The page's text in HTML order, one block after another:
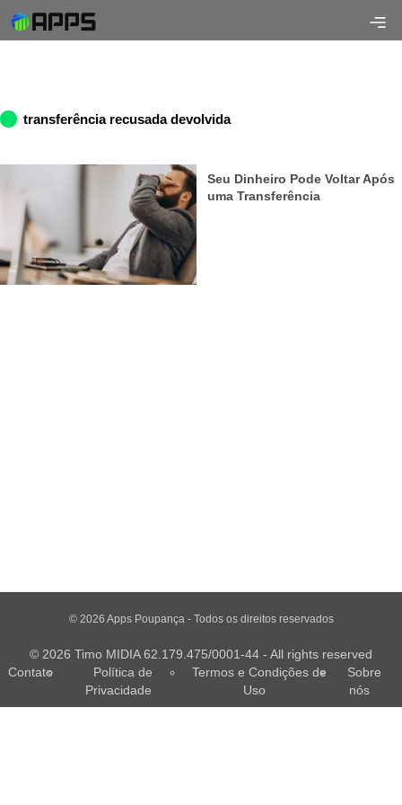
transferência recusada devolvida
Seu Dinheiro Pode Voltar Após
uma Transferência
© 2026 Apps Poupança - Todos os direitos reservados
© 2026 Timo MIDIA 62.179.475/0001-44 - All rights reserved
Contato
Política de
Privacidade
Termos e Condições de
Uso
Sobre
nós